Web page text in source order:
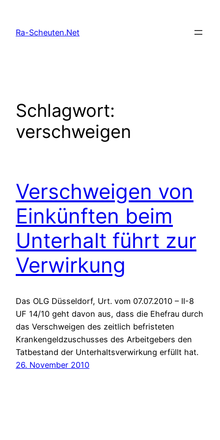
springen
Ra-Scheuten.Net
Schlagwort:
verschweigen
Verschweigen von
Einkünften beim
Unterhalt führt zur
Verwirkung
Das OLG Düsseldorf, Urt. vom 07.07.2010 – II-8
UF 14/10 geht davon aus, dass die Ehefrau durch
das Verschweigen des zeitlich befristeten
Krankengeldzuschusses des Arbeitgebers den
Tatbestand der Unterhaltsverwirkung erfüllt hat.
26. November 2010